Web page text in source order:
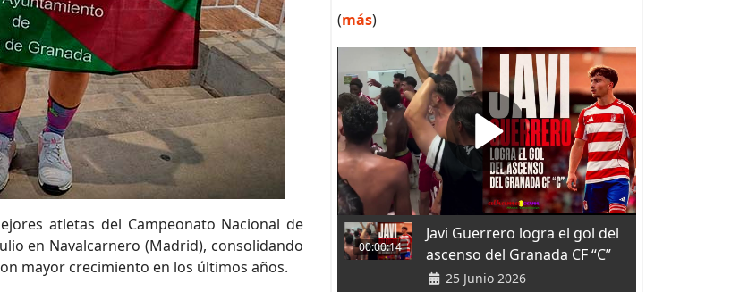
atletas del Campeonato Nacional de
en Navalcarnero (Madrid), consolidando
mayor crecimiento en los últimos años.
(más)
00:00:14
Javi Guerrero logra el gol del
ascenso del Granada CF “C”
25 Junio 2026